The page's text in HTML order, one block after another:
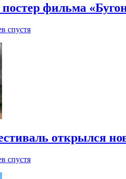
фильма
спустя
открылся
спустя